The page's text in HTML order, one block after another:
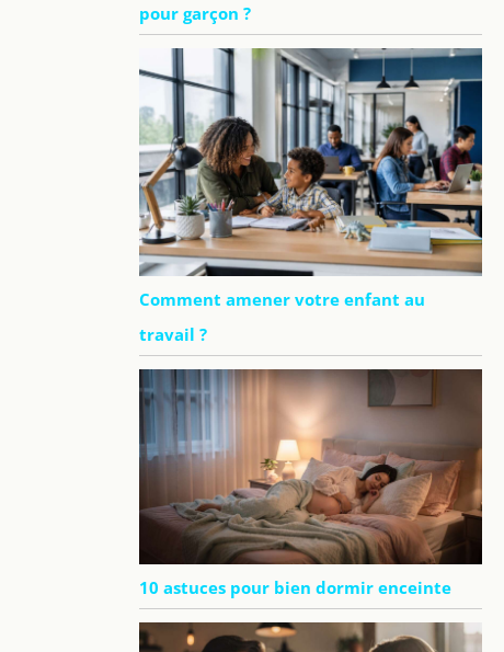
pour garçon ?
Comment amener votre enfant au
travail ?
10 astuces pour bien dormir enceinte